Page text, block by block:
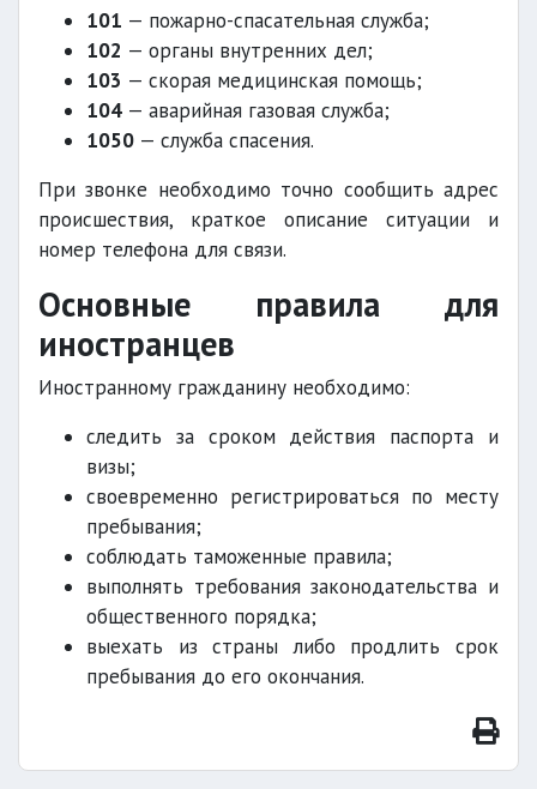
101 — пожарно-спасательная служба;
102 — органы внутренних дел;
103 — скорая медицинская помощь;
104 — аварийная газовая служба;
1050 — служба спасения.
При звонке необходимо точно сообщить адрес
происшествия, краткое описание ситуации и
номер телефона для связи.
Основные правила для
иностранцев
Иностранному гражданину необходимо:
следить за сроком действия паспорта и
визы;
своевременно регистрироваться по месту
пребывания;
соблюдать таможенные правила;
выполнять требования законодательства и
общественного порядка;
выехать из страны либо продлить срок
пребывания до его окончания.